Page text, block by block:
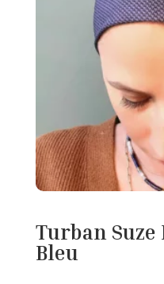
Turban Suze
Bleu